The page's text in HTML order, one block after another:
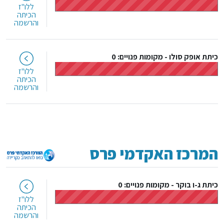
ללו"ז
הכיתה
והרשמה
כיתת אופק סולו-מקומות פנויים: 0
ללו"ז
הכיתה
והרשמה
המרכז האקדמי פרס
כיתת ג-ו בוקר -מקומות פנויים: 0
ללו"ז
הכיתה
והרשמה